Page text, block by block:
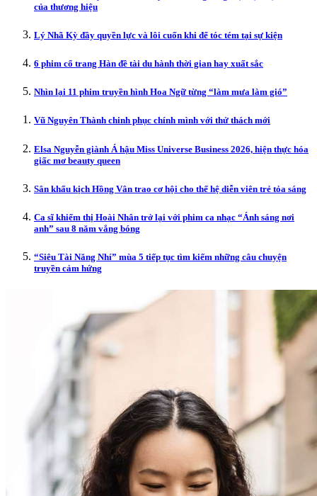
của thương hiệu
Lý Nhã Kỳ đầy quyền lực và lôi cuốn khi để tóc tém tại sự kiện
6 phim cổ trang Hàn đề tài du hành thời gian hay xuất sắc
Nhìn lại 11 phim truyền hình Hoa Ngữ từng “làm mưa làm gió”
Vũ Nguyên Thành chinh phục chính mình với thử thách mới
Elsa Nguyễn giành Á hậu Miss Universe Business 2026, hiện thực hóa
giấc mơ beauty queen
Sân khấu kịch Hồng Vân trao cơ hội cho thế hệ diễn viên trẻ tỏa sáng
Ca sĩ khiếm thị Hoài Nhân trở lại với phim ca nhạc “Ánh sáng nơi
anh” sau 8 năm vắng bóng
“Siêu Tài Năng Nhí” mùa 5 tiếp tục tìm kiếm những câu chuyện
truyền cảm hứng